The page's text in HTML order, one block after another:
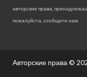
авторские права,
пожалуйста, сообщите нам.
Авторские права ©